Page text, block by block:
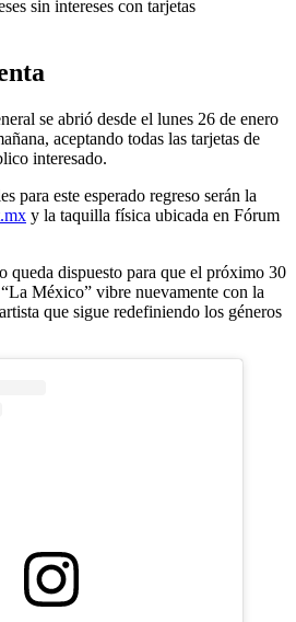
sin intereses con tarjetas
se abrió desde el lunes 26 de enero
aceptando todas las tarjetas de
interesado.
para este esperado regreso serán la
y la taquilla física ubicada en Fórum
queda dispuesto para que el próximo 30
México” vibre nuevamente con la
que sigue redefiniendo los géneros